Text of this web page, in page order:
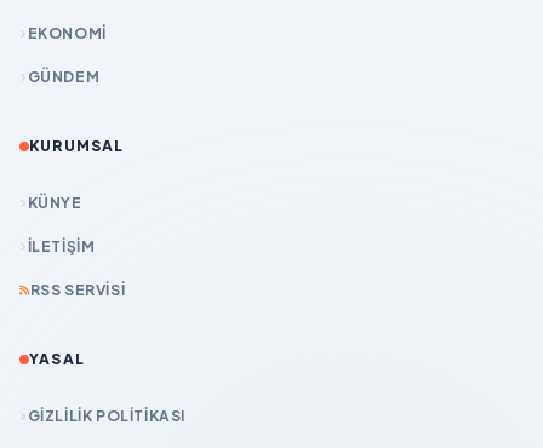
EKONOMİ
GÜNDEM
KURUMSAL
KÜNYE
İLETIŞIM
RSS SERVISI
YASAL
GIZLILIK POLITIKASI